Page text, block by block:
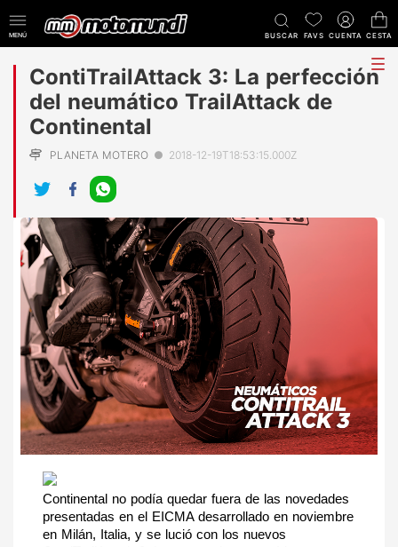
MENÚ BUSCAR FAVS CUENTA CESTA
ContiTrailAttack 3: La perfección
del neumático TrailAttack de
Continental
PLANETA MOTERO ● 2018-12-19T18:53:15.000Z
Continental no podía quedar fuera de las novedades
presentadas en el EICMA desarrollado en noviembre
en Milán, Italia, y se lució con los nuevos